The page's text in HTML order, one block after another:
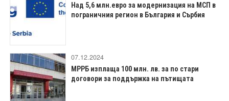
Над 5,6 млн.евро за модернизация на МСП в
пограничния регион в България и Сърбия
07.12.2024
МРРБ изплаща 100 млн. лв. за по стари
договори за поддържка на пътищата